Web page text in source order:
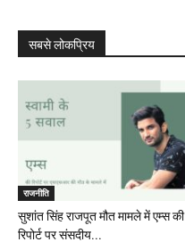
सबसे लोकप्रिय
राजनीति
सुशांत सिंह राजपूत मौत मामले में एम्स की
रिपोर्ट पर संसदीय...